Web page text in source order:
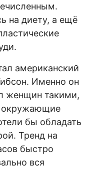
на диету, а ещё
американский
Именно он
женщин такими,
окружающие
бы обладать
Тренд на
быстро
вся